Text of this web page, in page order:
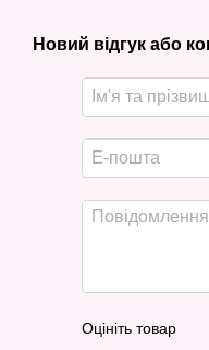
Новий відгук або
Оцініть товар